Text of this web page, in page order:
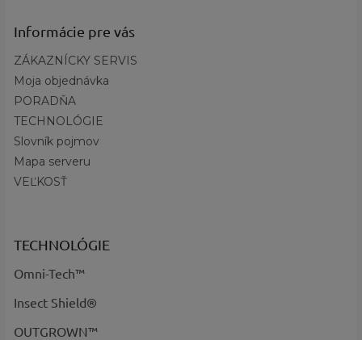
Požadované
vlastnosti
Pol zips, Vyvýšený golier,
vlna, Vodoodolné
? Základná
farba:
Názov farby
a kód:
Informácie pre vás
ZÁKAZNÍCKY SERVIS
Moja objednávka
PORADŇA
TECHNOLÓGIE
Slovník pojmov
Mapa serveru
VEĽKOSŤ
TECHNOLÓGIE
Omni-Tech™
Insect Shield®
OUTGROWN™